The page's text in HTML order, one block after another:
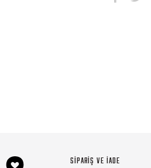
SİPARİŞ VE İADE